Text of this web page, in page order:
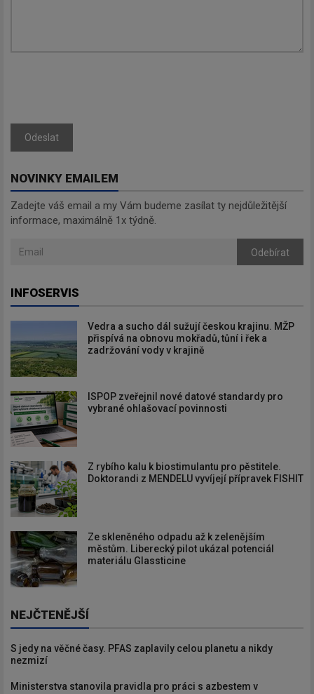
Odeslat
NOVINKY EMAILEM
Zadejte váš email a my Vám budeme zasílat ty nejdůležitější
informace, maximálně 1x týdně.
Odebírat
INFOSERVIS
Vedra a sucho dál sužují českou krajinu. MŽP
přispívá na obnovu mokřadů, tůní i řek a
zadržování vody v krajině
ISPOP zveřejnil nové datové standardy pro
vybrané ohlašovací povinnosti
Z rybího kalu k biostimulantu pro pěstitele.
Doktorandi z MENDELU vyvíjejí přípravek FISHIT
Ze skleněného odpadu až k zelenějším
městům. Liberecký pilot ukázal potenciál
materiálu Glassticine
NEJČTENĚJŠÍ
S jedy na věčné časy. PFAS zaplavily celou planetu a nikdy
nezmizí
Ministerstva stanovila pravidla pro práci s azbestem v